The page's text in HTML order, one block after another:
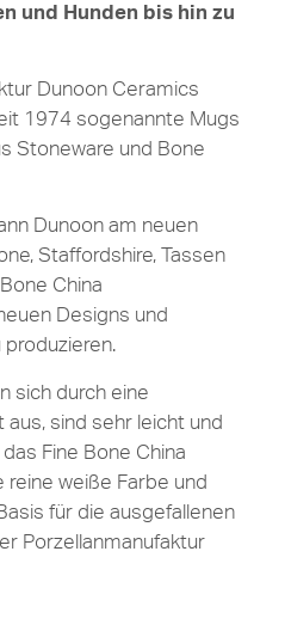
und Hunden bis hin zu
Dunoon Ceramics
1974 sogenannte Mugs
Stoneware und Bone
Dunoon am neuen
Staffordshire, Tassen
China
Designs und
produzieren.
sich durch eine
sind sehr leicht und
Fine Bone China
reine weiße Farbe und
für die ausgefallenen
Porzellanmanufaktur